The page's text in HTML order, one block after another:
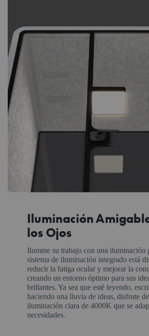
Iluminación
los Ojos
Ilumine su trabajo con una iluminación
sistema de iluminación integrado está
reducir la fatiga ocular y mejorar la
creando un entorno óptimo para sus
brillantes. Ya sea que esté leyendo,
haciendo una lluvia de ideas, disfrute
iluminación clara de 4000K que se
necesidades.